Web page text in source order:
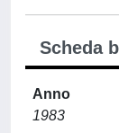
Scheda
Anno
1983